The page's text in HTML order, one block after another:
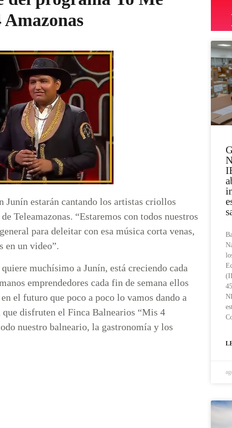
Junín estarán cantando los artistas criollos
Teleamazonas. “Estaremos con todos nuestros
para deleitar con esa música corta venas,
en un video”.
muchísimo a Junín, está creciendo cada
emprendedores cada fin de semana ellos
el futuro que poco a poco lo vamos dando a
disfruten el Finca Balnearios “Mis 4
nuestro balneario, la gastronomía y los